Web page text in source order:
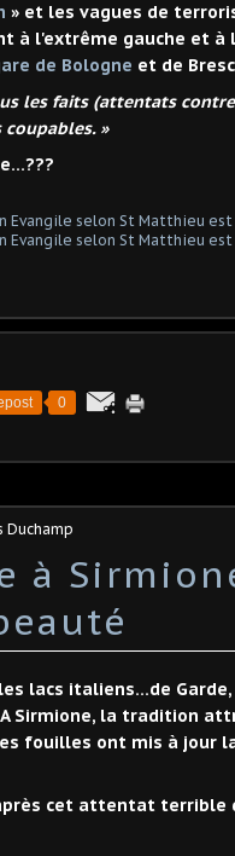
» et les vagues de
à l'extrême gauche et
de Bologne et de
les faits (attentats
»
0
Duchamp
à
lacs italiens...de Garde,
Sirmione, la tradition
fouilles ont mis à jour
cet attentat terrible